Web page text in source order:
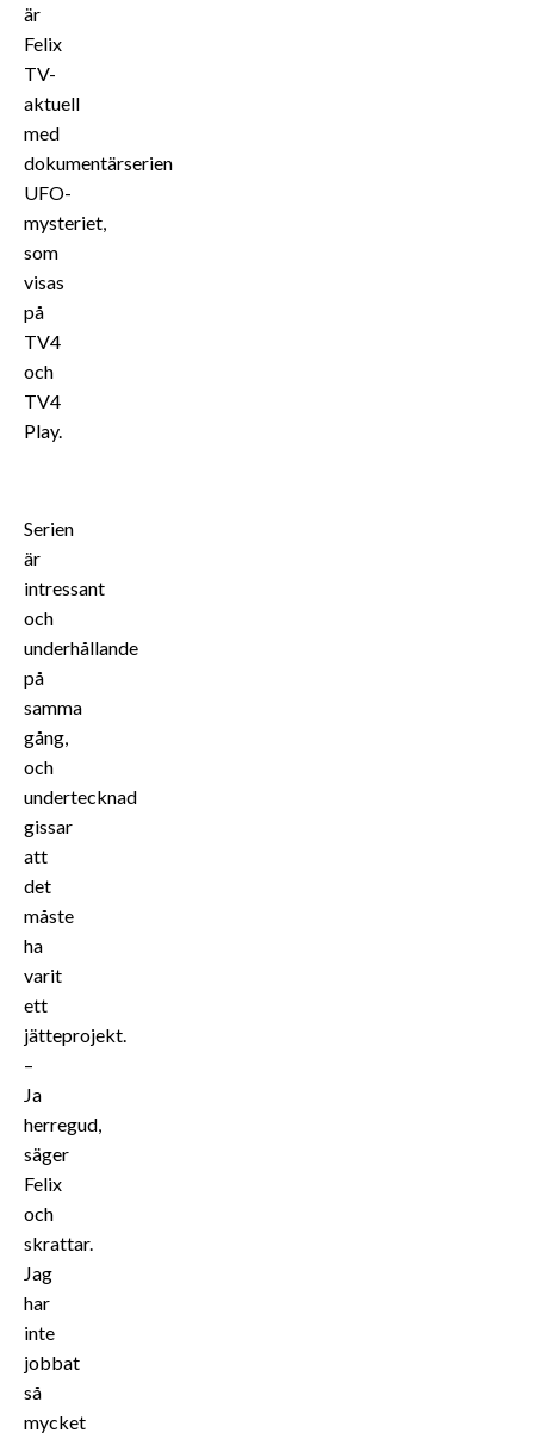
är
Felix
TV-
aktuell
med
dokumentärserien
UFO-
mysteriet,
som
visas
på
TV4
och
TV4
Play.
Serien
är
intressant
och
underhållande
på
samma
gång,
och
undertecknad
gissar
att
det
måste
ha
varit
ett
jätteprojekt.
–
Ja
herregud,
säger
Felix
och
skrattar.
Jag
har
inte
jobbat
så
mycket